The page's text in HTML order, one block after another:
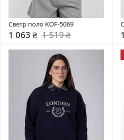
Светр поло KOF-5069
1 063 ₴ 1 519 ₴